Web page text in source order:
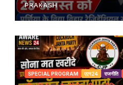
PRAKASH
SPECIAL PROGRAM एएन24 राजनीति